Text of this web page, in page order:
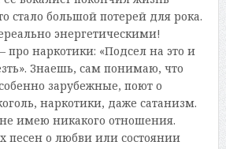
стало большой потерей для рока.
энергетическими!
наркотики: «Подсел на это и
Знаешь, сам понимаю, что
зарубежные, поют о
наркотики, даже сатанизм.
имею никакого отношения.
песен о любви или состоянии